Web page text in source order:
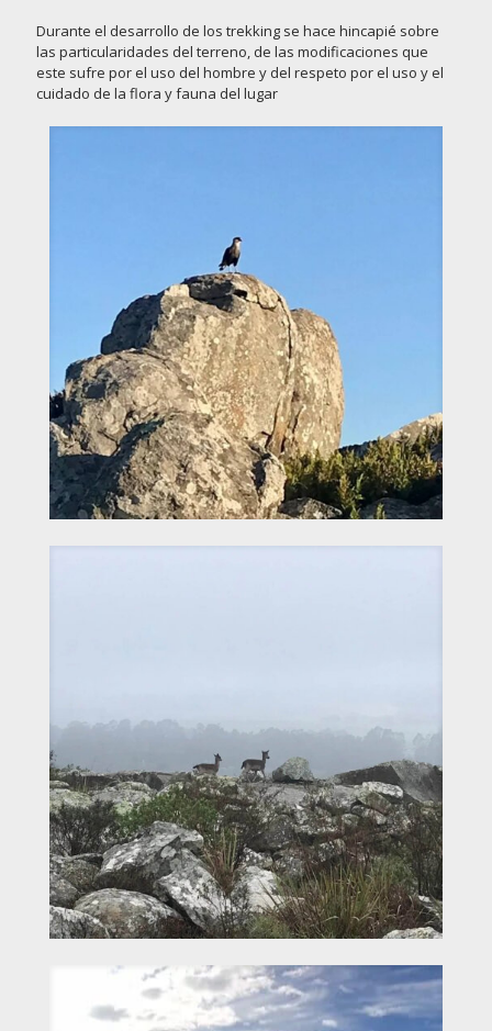
Durante el desarrollo de los trekking se hace hincapié sobre
las particularidades del terreno, de las modificaciones que
este sufre por el uso del hombre y del respeto por el uso y el
cuidado de la flora y fauna del lugar